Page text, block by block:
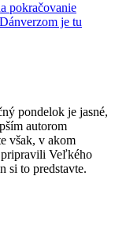
pokračovanie
je tu
pondelok je jasné,
autorom
však, v akom
pripravili Veľkého
si to predstavte.